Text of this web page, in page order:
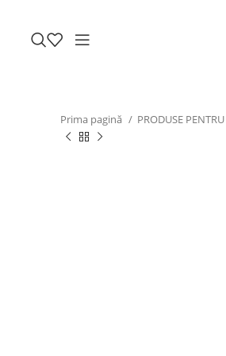
Prima pagină PRODUSE